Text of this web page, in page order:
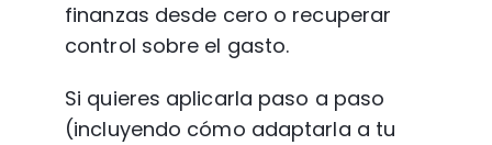
finanzas desde cero o recuperar
control sobre el gasto.
Si quieres aplicarla paso a paso
(incluyendo cómo adaptarla a tu